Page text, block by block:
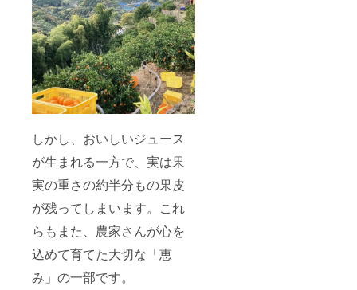
しかし、おいしいジュース
が生まれる一方で、実は果
実の重さの約半分もの果皮
が残ってしまいます。これ
らもまた、農家さんが心を
込めて育てた大切な「恵
み」の一部です。